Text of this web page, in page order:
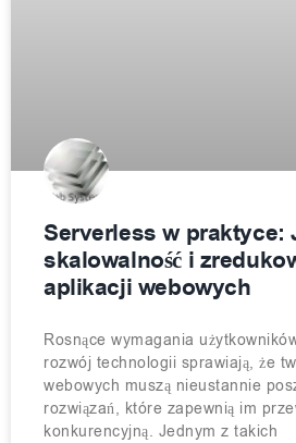
Serverless w praktyce:
skalowalność i
aplikacji webowych
Rosnące wymagania
rozwój technologii sprawiają, że
webowych muszą nieustannie
rozwiązań, które zapewnią im
konkurencyjną. Jednym z takich